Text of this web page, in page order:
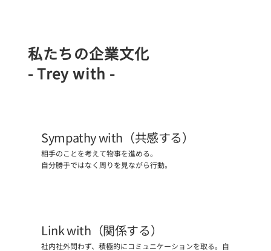
私たちの企業文化
- Trey with -
Sympathy with（共感する）
相手のことを考えて物事を進める。
自分勝手ではなく周りを見ながら行動。
Link with（関係する）
社内社外問わず、積極的にコミュニケーションを取る。自